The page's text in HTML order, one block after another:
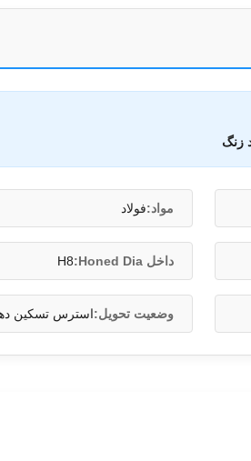
زنگ
مواد:فولاد
داخل Honed Dia: H8
وضعیت تحویل:استرس تسکین